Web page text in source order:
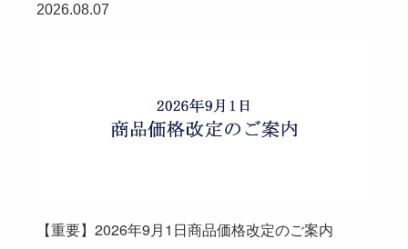
2026.08.07
【重要】2026年9月1日商品価格改定のご案内